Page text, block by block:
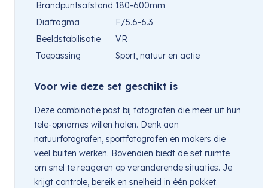
Brandpuntsafstand 180-600mm
Diafragma
F/5.6-6.3
Beeldstabilisatie
VR
Toepassing
Sport, natuur en actie
Voor wie deze set geschikt is
Deze combinatie past bij fotografen die meer uit hun
tele-opnames willen halen. Denk aan
natuurfotografen, sportfotografen en makers die
veel buiten werken. Bovendien biedt de set ruimte
om snel te reageren op veranderende situaties. Je
krijgt controle, bereik en snelheid in één pakket.